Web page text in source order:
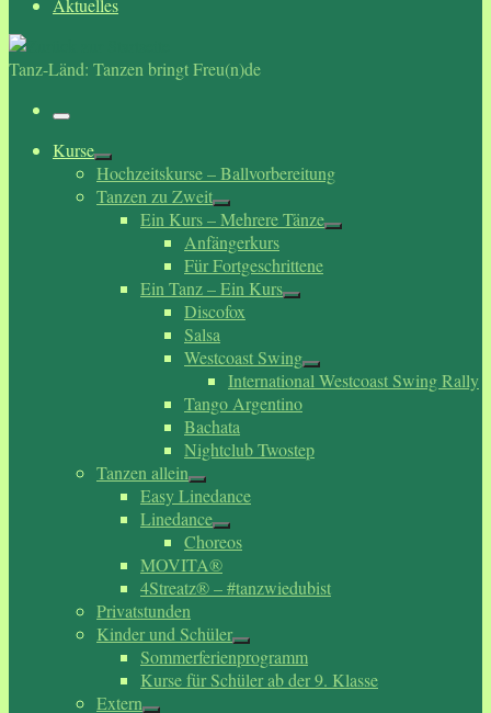
Aktuelles
Tanz-Länd: Tanzen bringt Freu(n)de
Menü
Kurse
Hochzeitskurse – Ballvorbereitung
Tanzen zu Zweit
Ein Kurs – Mehrere Tänze
Anfängerkurs
Für Fortgeschrittene
Ein Tanz – Ein Kurs
Discofox
Salsa
Westcoast Swing
International Westcoast Swing Rally
Tango Argentino
Bachata
Nightclub Twostep
Tanzen allein
Easy Linedance
Linedance
Choreos
MOVITA®
4Streatz® – #tanzwiedubist
Privatstunden
Kinder und Schüler
Sommerferienprogramm
Kurse für Schüler ab der 9. Klasse
Extern